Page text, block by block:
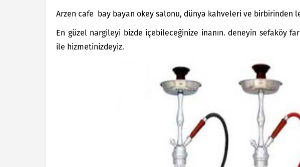
Arzen cafe bay bayan okey salonu, dünya kahveleri ve birbirinden
En güzel nargileyi bizde içebileceğinize inanın. deneyin sefaköy
ile hizmetinizdeyiz.